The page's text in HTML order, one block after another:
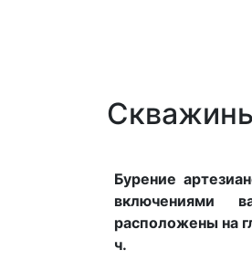
Бурение
включениями
расположены на
ч.